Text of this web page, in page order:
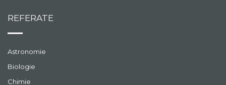
REFERATE
Astronomie
Biologie
Chimie